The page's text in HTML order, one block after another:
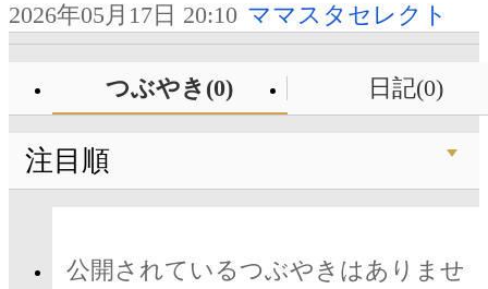
2026年05月17日 20:10 ママスタセレクト
つぶやき(0) 日記(0)
注目順
公開されているつぶやきはありませ